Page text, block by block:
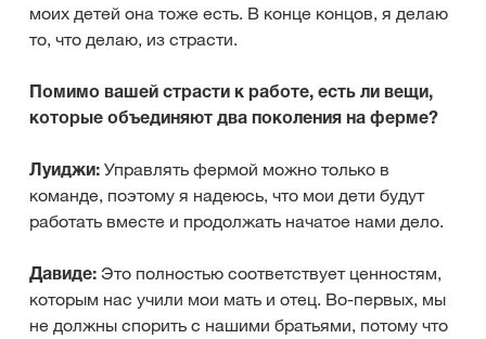
моих детей она тоже есть. В конце концов, я делаю
то, что делаю, из страсти.
Помимо вашей страсти к работе, есть ли вещи,
которые объединяют два поколения на ферме?
Луиджи: Управлять фермой можно только в
команде, поэтому я надеюсь, что мои дети будут
работать вместе и продолжать начатое нами дело.
Давиде: Это полностью соответствует ценностям,
которым нас учили мои мать и отец. Во-первых, мы
не должны спорить с нашими братьями, потому что